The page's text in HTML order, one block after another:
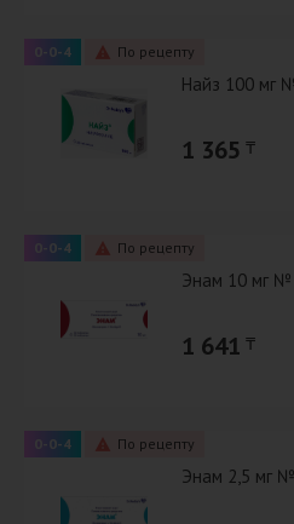
0-0-4 По рецепту
Найз 100 мг
1 365 ₸
0-0-4 По рецепту
Энам 10 мг №
1 641 ₸
0-0-4 По рецепту
Энам 2,5 мг